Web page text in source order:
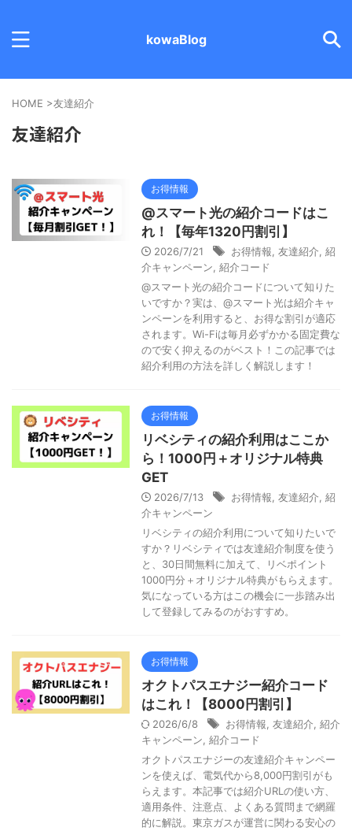
kowaBlog
HOME >友達紹介
友達紹介
お得情報
@スマート光の紹介コードはこ
れ！【毎年1320円割引】
2026/7/21 お得情報 友達紹介 紹
介キャンペーン 紹介コード
@スマート光の紹介コードについて知りた
いですか？実は、@スマート光は紹介キャ
ンペーンを利用すると、お得な割引が適応
されます。Wi-Fiは毎月必ずかかる固定費な
ので安く抑えるのがベスト！この記事では
紹介利用の方法を詳しく解説します！
お得情報
リベシティの紹介利用はここか
ら！1000円＋オリジナル特典
GET
2026/7/13 お得情報 友達紹介 紹
介キャンペーン
リベシティの紹介利用について知りたいで
すか？リベシティでは友達紹介制度を使う
と、30日間無料に加えて、リベポイント
1000円分＋オリジナル特典がもらえます。
気になっている方はこの機会に一歩踏み出
して登録してみるのがおすすめ。
お得情報
オクトパスエナジー紹介コード
はこれ！【8000円割引】
2026/6/8 お得情報 友達紹介 紹介
キャンペーン 紹介コード
オクトパスエナジーの友達紹介キャンペー
ンを使えば、電気代から8,000円割引がも
らえます。本記事では紹介URLの使い方、
適用条件、注意点、よくある質問まで網羅
的に解説。東京ガスが運営に関わる安心の